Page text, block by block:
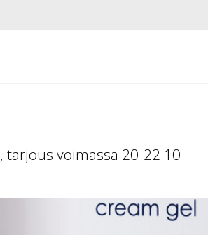
voimassa 20-22.10